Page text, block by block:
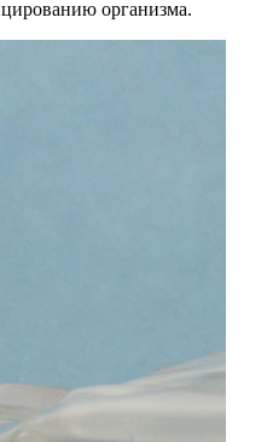
организма.